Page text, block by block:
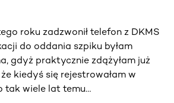
roku zadzwonił telefon z DKMS
do oddania szpiku byłam
gdyż praktycznie zdążyłam już
kiedyś się rejestrowałam w
tak wiele lat temu…